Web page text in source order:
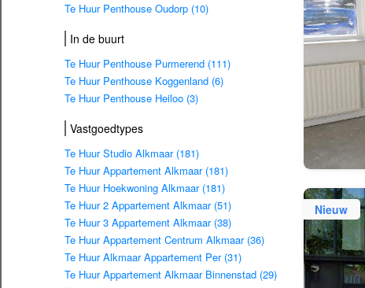
Te Huur Penthouse Oudorp (10)
In de buurt
Te Huur Penthouse Purmerend (111)
Te Huur Penthouse Koggenland (6)
Te Huur Penthouse Heiloo (3)
Vastgoedtypes
Te Huur Studio Alkmaar (181)
Te Huur Appartement Alkmaar (181)
Te Huur Hoekwoning Alkmaar (181)
Te Huur 2 Appartement Alkmaar (51)
Te Huur 3 Appartement Alkmaar (38)
Te Huur Appartement Centrum Alkmaar (36)
Te Huur Alkmaar Appartement Per (31)
Te Huur Appartement Alkmaar Binnenstad (29)
Nieuw